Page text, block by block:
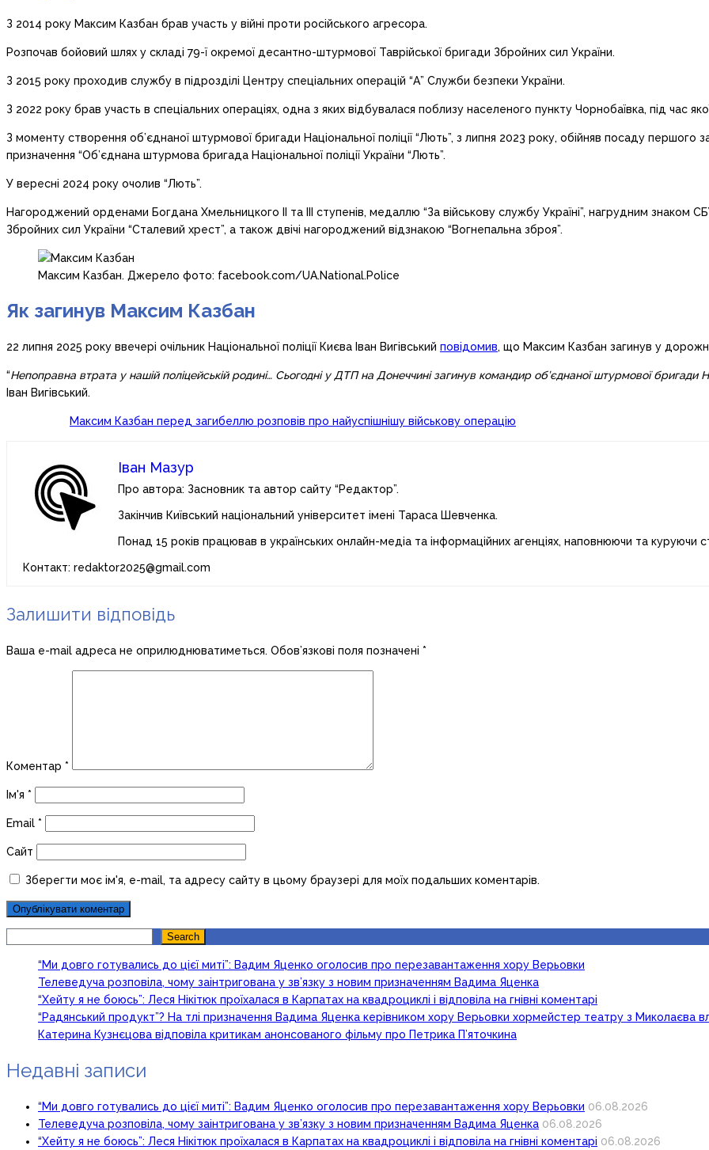
З 2014 року Максим Казбан брав участь у війні проти російського агресора.
Розпочав бойовий шлях у складі 79-ї окремої десантно-штурмової Таврійської бригади Збройних сил України.
З 2015 року проходив службу в підрозділі Центру спеціальних операцій “А” Служби безпеки України.
З 2022 року брав участь в спеціальних операціях, одна з яких відбувалася поблизу населеного пункту Чорнобаївка, під час
З моменту створення об’єднаної штурмової бригади Національної поліції “Лють”, з липня 2023 року, обійняв посаду першого
призначення “Об’єднана штурмова бригада Національної поліції України “Лють”.
У вересні 2024 року очолив “Лють”.
Нагороджений орденами Богдана Хмельницкого ІІ та ІІІ ступенів, медаллю “За військову службу Україні”, нагрудним знаком
Збройних сил України “Сталевий хрест”, а також двічі нагороджений відзнакою “Вогнепальна зброя”.
Максим Казбан. Джерело фото: facebook.com/UA.National.Police
Як загинув Максим Казбан
22 липня 2025 року ввечері очільник Національної поліції Києва Іван Вигівський повідомив, що Максим Казбан загинув у
“Непоправна втрата у нашій поліцейській родині… Сьогодні у ДТП на Донеччині загинув командир об’єднаної штурмової бригади
Іван Вигівський.
Максим Казбан перед загибеллю розповів про найуспішнішу військову операцію
Іван Мазур
Про автора: Засновник та автор сайту “Редактор”.
Закінчив Київський національний університет імені Тараса Шевченка.
Понад 15 років працював в українських онлайн-медіа та інформаційних агенціях, наповнюючи та куруючи
Контакт: redaktor2025@gmail.com
Залишити відповідь
Ваша e-mail адреса не оприлюднюватиметься. Обов’язкові поля позначені *
Коментар *
Ім'я *
Email *
Сайт
Зберегти моє ім'я, e-mail, та адресу сайту в цьому браузері для моїх подальших коментарів.
Search
“Ми довго готувались до цієї миті”: Вадим Яценко оголосив про перезавантаження хору Верьовки
Телеведуча розповіла, чому заінтригована у зв’язку з новим призначенням Вадима Яценка
“Хейту я не боюсь”: Леся Нікітюк проїхалася в Карпатах на квадроциклі і відповіла на гнівні коментарі
“Радянський продукт”? На тлі призначення Вадима Яценка керівником хору Верьовки хормейстер театру з Миколаєва
Катерина Кузнєцова відповіла критикам анонсованого фільму про Петрика П’яточкина
Недавні записи
“Ми довго готувались до цієї миті”: Вадим Яценко оголосив про перезавантаження хору Верьовки 06.08.2026
Телеведуча розповіла, чому заінтригована у зв’язку з новим призначенням Вадима Яценка 06.08.2026
“Хейту я не боюсь”: Леся Нікітюк проїхалася в Карпатах на квадроциклі і відповіла на гнівні коментарі 06.08.2026